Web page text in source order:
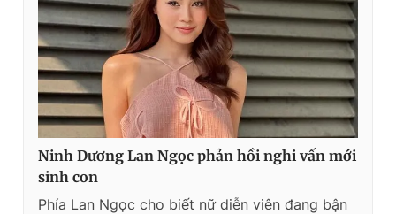
Ninh Dương Lan Ngọc phản hồi nghi vấn mới
sinh con
Phía Lan Ngọc cho biết nữ diễn viên đang bận